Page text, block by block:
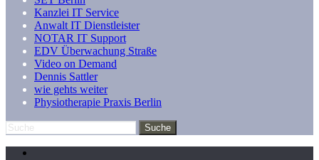
Kanzlei IT Service
Anwalt IT Dienstleister
NOTAR IT Support
EDV Überwachung Straße
Video on Demand
Dennis Sattler
wie gehts weiter
Physiotherapie Praxis Berlin